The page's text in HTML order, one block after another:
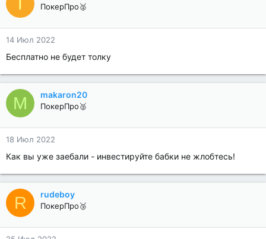
ПокерПро🥈
14 Июл 2022
Бесплатно не будет толку
M makaron20
ПокерПро🥈
18 Июл 2022
Как вы уже заебали - инвестируйте бабки не жлобтесь!
R rudeboy
ПокерПро🥉